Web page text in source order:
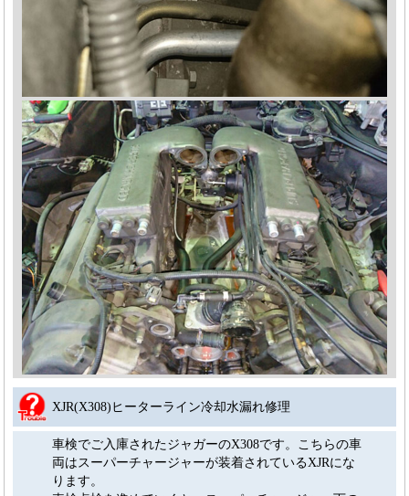
XJR(X308)ヒーターライン冷却水漏れ修理
車検でご入庫されたジャガーのX308です。こちらの車
両はスーパーチャージャーが装着されているXJRにな
ります。